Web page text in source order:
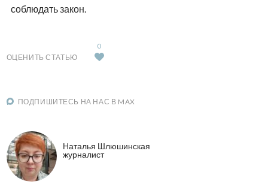
соблюдать закон.
ОЦЕНИТЬ СТАТЬЮ
0
ПОДПИШИТЕСЬ НА НАС В MAX
Наталья Шлюшинская
журналист